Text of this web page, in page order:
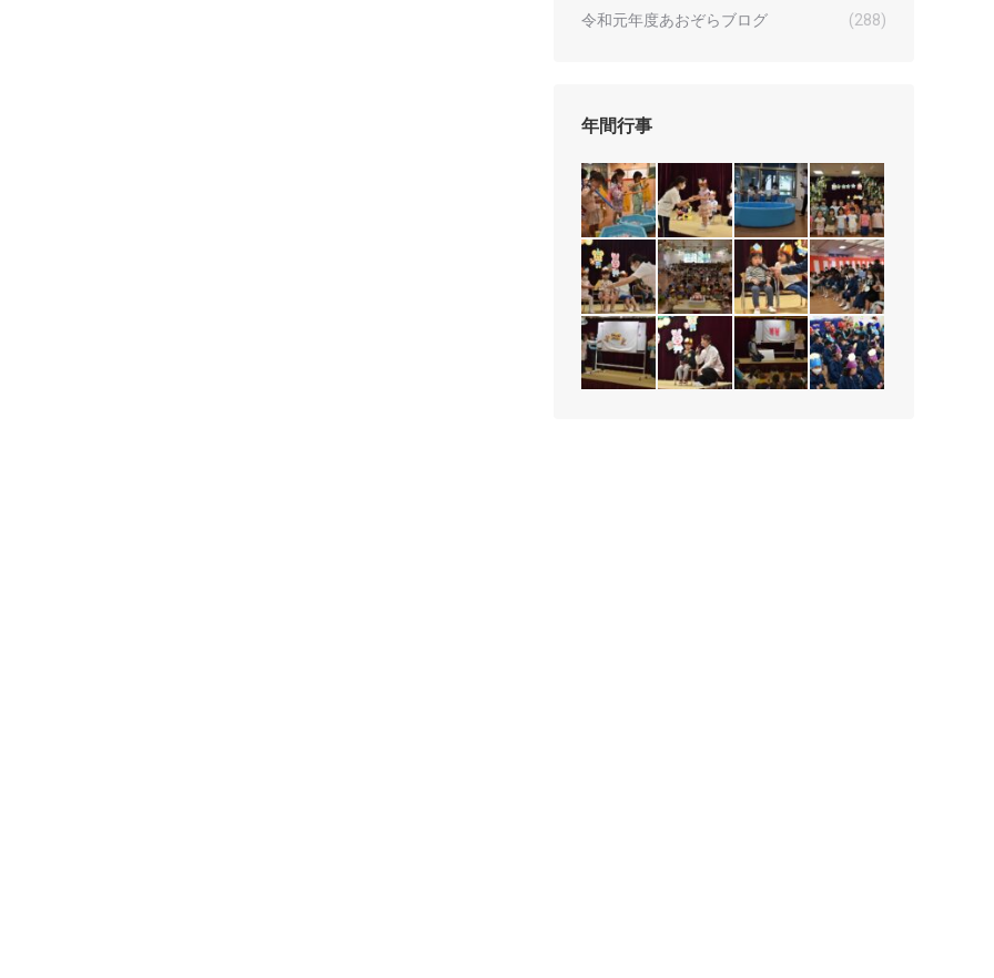
令和元年度あおぞらブログ
(288)
年間行事